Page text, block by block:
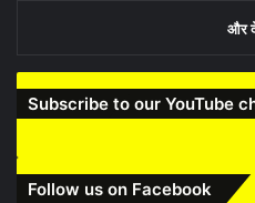
और
Subscribe to our YouTube
Follow us on Facebook